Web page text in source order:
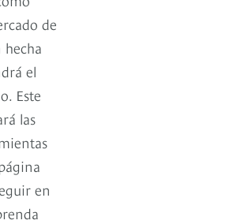
de
el
Este
las
en